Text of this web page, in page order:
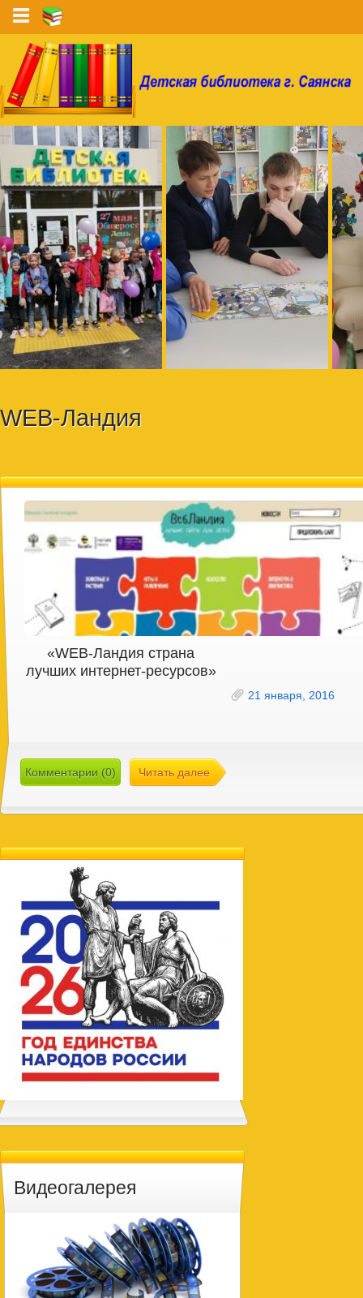
WEB-Ландия
«WEB-Ландия страна
лучших интернет-ресурсов»
21 января, 2016
Комментарии (0) Читать далее
Видеогалерея